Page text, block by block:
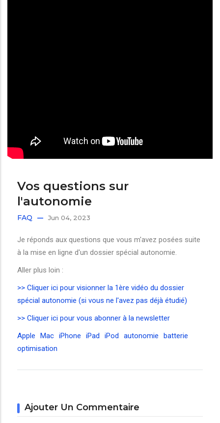
Vos questions sur
l'autonomie
FAQ Jun 04, 2023
Je réponds aux questions que vous m'avez posées suite
à la mise en ligne d'un dossier spécial autonomie.
Aller plus loin :
>> Cliquer ici pour visionner la 1ère vidéo du dossier
spécial autonomie (si vous ne l'avez pas déjà étudié)
>> Cliquer ici pour vous abonner à la newsletter
Apple
Mac iPhone iPad iPod autonomie
batterie
optimisation
Ajouter Un Commentaire